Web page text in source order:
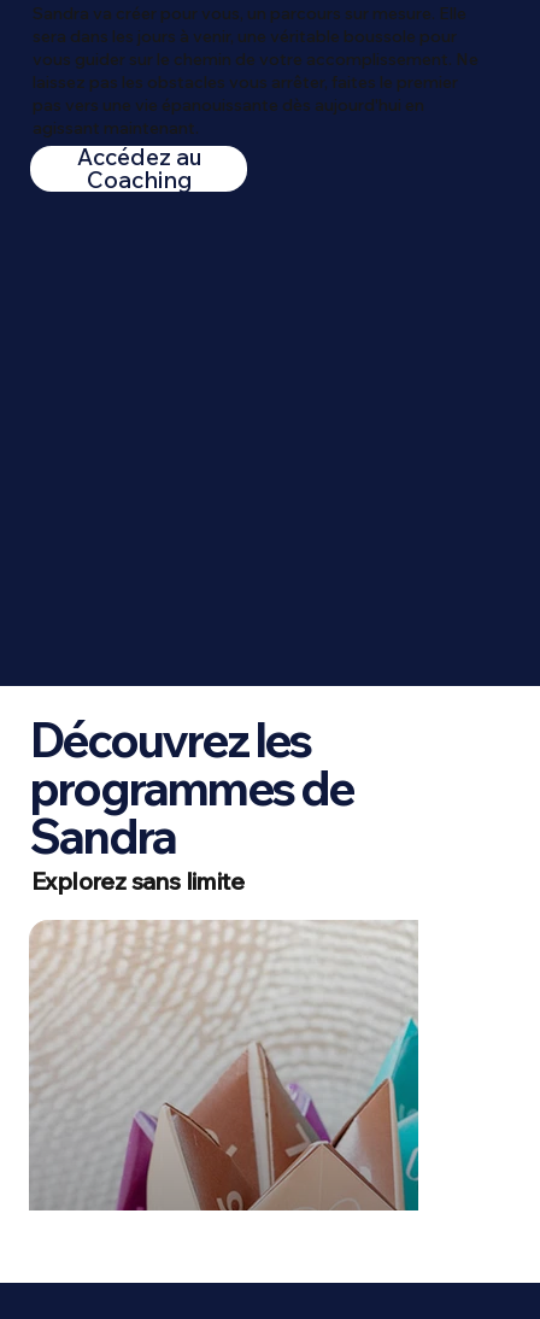
Sandra va créer pour vous, un parcours sur mesure. Elle
sera dans les jours à venir, une véritable boussole pour
vous guider sur le chemin de votre accomplissement. Ne
laissez pas les obstacles vous arrêter, faites le premier
pas vers une vie épanouissante dès aujourd'hui en
agissant maintenant.
Accédez au
Coaching
Découvrez les
programmes de
Sandra
Explorez sans limite